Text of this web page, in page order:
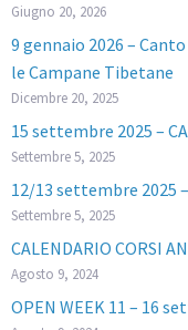
Giugno 20, 2026
9 gennaio 2026 –
le Campane Tibetane
Dicembre 20, 2025
15 settembre 2025 –
Settembre 5, 2025
12/13 settembre 2025 –
Settembre 5, 2025
CALENDARIO CORSI
Agosto 9, 2024
OPEN WEEK 11 – 16